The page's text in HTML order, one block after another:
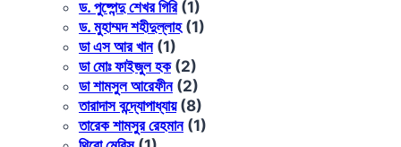
ড. পুষ্পেন্দু শেখর গিরি(1)
ড. মুহাম্মদ শহীদুল্লাহ(1)
ডা এস আর খান(1)
ডা মোঃ ফাইজুল হক(2)
ডা শামসুল আরেফীন(2)
তারাদাস বন্দ্যোপাধ্যায়(8)
তারেক শামসুর রেহমান(1)